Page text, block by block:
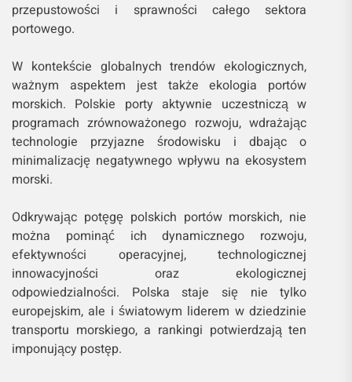
przepustowości i sprawności całego sektora
portowego.
W kontekście globalnych trendów ekologicznych,
ważnym aspektem jest także ekologia portów
morskich. Polskie porty aktywnie uczestniczą w
programach zrównoważonego rozwoju, wdrażając
technologie przyjazne środowisku i dbając o
minimalizację negatywnego wpływu na ekosystem
morski.
Odkrywając potęgę polskich portów morskich, nie
można pominąć ich dynamicznego rozwoju,
efektywności operacyjnej, technologicznej
innowacyjności oraz ekologicznej
odpowiedzialności. Polska staje się nie tylko
europejskim, ale i światowym liderem w dziedzinie
transportu morskiego, a rankingi potwierdzają ten
imponujący postęp.